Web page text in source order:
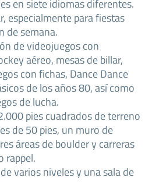
especialmente para fiestas
de semana.
de videojuegos con
aéreo, mesas de billar,
con fichas, Dance Dance
de los años 80, así como
de lucha.
pies cuadrados de terreno
de 50 pies, un muro de
áreas de boulder y carreras
rappel.
varios niveles y una sala de